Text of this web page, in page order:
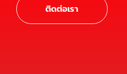
ติดต่อเรา